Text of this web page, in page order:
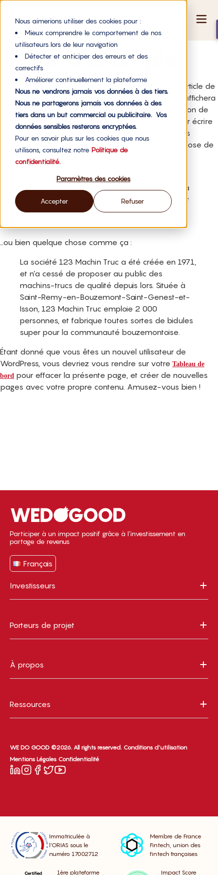
Nous aimerions utiliser des cookies pour :
Mieux comprendre le comportement de nos
utilisateurs lors de leur navigation
Détecter et anticiper des erreurs et des
correctifs
Améliorer continuellement la plateforme
Nous ne vendrons jamais vos données à des tiers.
Nous ne partagerons jamais vos données à des
tiers dans un but commercial ou publicitaire. Vos
données sensibles resterons encryptées.
Pour en savoir plus sur les cookies que nous
utilisons, consultez notre Politique de
confidentialité.
Paramètres des cookies
Accepter Refuser
Page d’exemple
Voici un exemple de page. Elle est différente d’un article de
blog, en cela qu’elle restera à la même place, et s’affichera
dans le menu de navigation de votre site (en fonction de
votre thème). La plupart des gens commencent par écrire
une page « À Propos » qui les présente aux visiteurs
potentiels du site. Vous pourriez y écrire quelque chose de
ce tenant :
Bonjour ! Je suis un mécanicien qui aspire à
devenir un acteur, et voici mon blog. J’habite à
Bordeaux, j’ai un super chien baptisé Russell, et
j’aime la vodka-ananas (ainsi que regarder la
…ou bien quelque chose comme ça :
La société 123 Machin Truc a été créée en 1971,
et n’a cessé de proposer au public des
machins-trucs de qualité depuis lors. Située à
Saint-Remy-en-Bouzemont-Saint-Genest-et-
Isson, 123 Machin Truc emploie 2 000
personnes, et fabrique toutes sortes de bidules
super pour la communauté bouzemontoise.
Étant donné que vous êtes un nouvel utilisateur de
WordPress, vous devriez vous rendre sur votre Tableau de
bord pour effacer la présente page, et créer de nouvelles
pages avec votre propre contenu. Amusez-vous bien !
Participer à un impact positif grâce à l’investissement en
partage de revenus
Français
Investisseurs
Porteurs de projet
À propos
Ressources
WE DO GOOD ©2026. All rights reserved. Conditions d’utilisation
Mentions Légales Confidentialité
Immatriculée à
l’ORIAS sous le
numéro 17002712
Membre de France
Fintech, union des
fintech françaises
1ère plateforme Impact Score